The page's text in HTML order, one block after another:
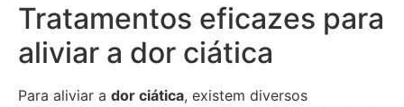
Tratamentos eficazes para
aliviar a dor ciática
Para aliviar a dor ciática, existem diversos